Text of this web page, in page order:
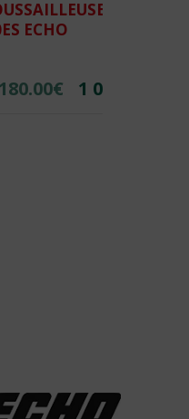
A DOS
1 050.00 €